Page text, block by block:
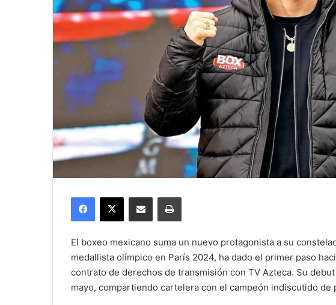
Facebook
X Compartir por correo electrónicoImprimir
El boxeo mexicano suma un nuevo protagonista a su
medallista olímpico en París 2024, ha dado el primer paso
contrato de derechos de transmisión con TV Azteca. Su
mayo, compartiendo cartelera con el campeón indiscutido de